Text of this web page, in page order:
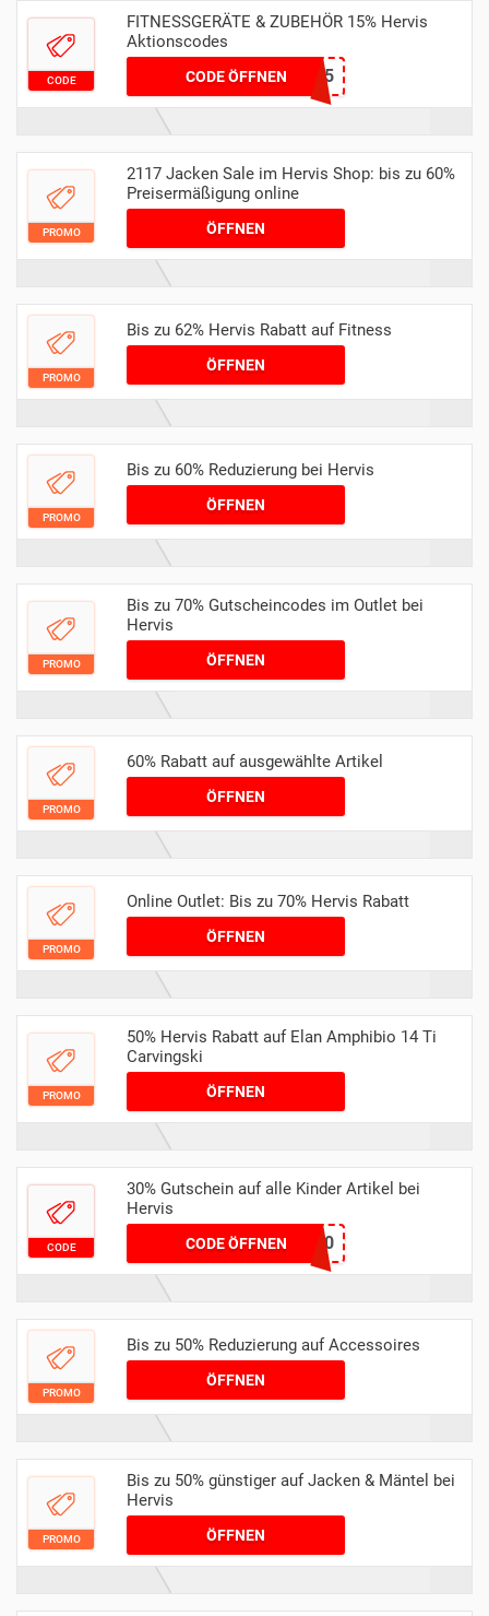
CODE
FITNESSGERÄTE & ZUBEHÖR 15% Hervis
Aktionscodes
CODE ÖFFNEN FIT15
PROMO
2117 Jacken Sale im Hervis Shop: bis zu 60%
Preisermäßigung online
ÖFFNEN
PROMO
Bis zu 62% Hervis Rabatt auf Fitness
ÖFFNEN
PROMO
Bis zu 60% Reduzierung bei Hervis
ÖFFNEN
PROMO
Bis zu 70% Gutscheincodes im Outlet bei
Hervis
ÖFFNEN
PROMO
60% Rabatt auf ausgewählte Artikel
ÖFFNEN
PROMO
Online Outlet: Bis zu 70% Hervis Rabatt
ÖFFNEN
PROMO
50% Hervis Rabatt auf Elan Amphibio 14 Ti
Carvingski
ÖFFNEN
CODE
30% Gutschein auf alle Kinder Artikel bei
Hervis
CODE ÖFFNENKIDS30
PROMO
Bis zu 50% Reduzierung auf Accessoires
ÖFFNEN
PROMO
Bis zu 50% günstiger auf Jacken & Mäntel bei
Hervis
ÖFFNEN